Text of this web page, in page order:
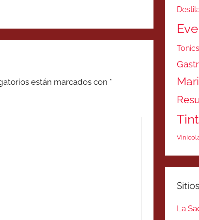
están marcados con *
Tonics
La